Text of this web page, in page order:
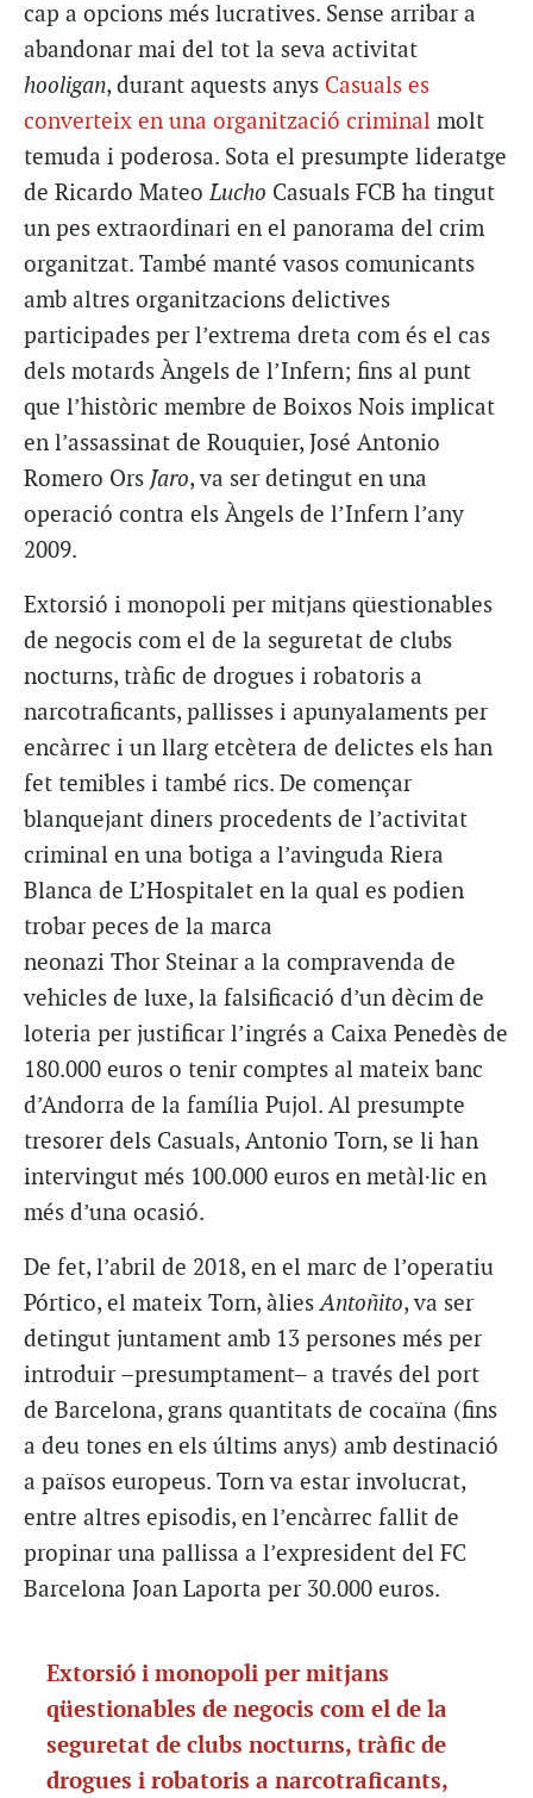
cap a opcions més lucratives. Sense arribar a
abandonar mai del tot la seva activitat
hooligan, durant aquests anys Casuals es
converteix en una organització criminal molt
temuda i poderosa. Sota el presumpte lideratge
de Ricardo MateoLucho Casuals FCB ha tingut
un pes extraordinari en el panorama del crim
organitzat. També manté vasos comunicants
amb altres organitzacions delictives
participades per l’extrema dreta com és el cas
dels motards Àngels de l’Infern; fins al punt
que l’històric membre de Boixos Nois implicat
en l’assassinat de Rouquier, José Antonio
Romero Ors Jaro, va ser detingut en una
operació contra els Àngels de l’Infern l’any
2009.
Extorsió i monopoli per mitjans qüestionables
de negocis com el de la seguretat de clubs
nocturns, tràfic de drogues i robatoris a
narcotraficants, pallisses i apunyalaments per
encàrrec i un llarg etcètera de delictes els han
fet temibles i també rics. De començar
blanquejant diners procedents de l’activitat
criminal en una botiga a l’avinguda Riera
Blanca de L’Hospitalet en la qual es podien
trobar peces de la marca
neonazi Thor Steinar a la compravenda de
vehicles de luxe, la falsificació d’un dècim de
loteria per justificar l’ingrés a Caixa Penedès de
180.000 euros o tenir comptes al mateix banc
d’Andorra de la família Pujol. Al presumpte
tresorer dels Casuals, Antonio Torn, se li han
intervingut més 100.000 euros en metàl·lic en
més d’una ocasió.
De fet, l’abril de 2018, en el marc de l’operatiu
Pórtico, el mateix Torn, àliesAntoñito, va ser
detingut juntament amb 13 persones més per
introduir –presumptament– a través del port
de Barcelona, grans quantitats de cocaïna (fins
a deu tones en els últims anys) amb destinació
a països europeus. Torn va estar involucrat,
entre altres episodis, en l’encàrrec fallit de
propinar una pallissa a l’expresident del FC
Barcelona Joan Laporta per 30.000 euros.
Extorsió i monopoli per mitjans
qüestionables de negocis com el de la
seguretat de clubs nocturns, tràfic de
drogues i robatoris a narcotraficants,